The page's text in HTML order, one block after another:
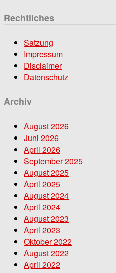
Rechtliches
Satzung
Impressum
Disclaimer
Datenschutz
Archiv
August 2026
Juni 2026
April 2026
September 2025
August 2025
April 2025
August 2024
April 2024
August 2023
April 2023
Oktober 2022
August 2022
April 2022